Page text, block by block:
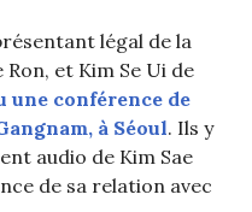
légal de la
et Kim Se Ui de
une conférence de
à Séoul. Ils y
audio de Kim Sae
de sa relation avec